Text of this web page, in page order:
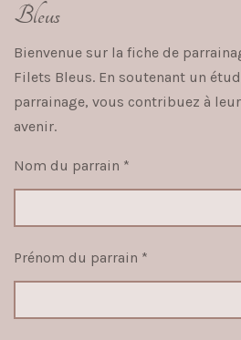
Bleus
Bienvenue sur la fiche de
Filets Bleus. En soutenant un
parrainage, vous contribuez à
avenir.
Nom du parrain *
Prénom du parrain *